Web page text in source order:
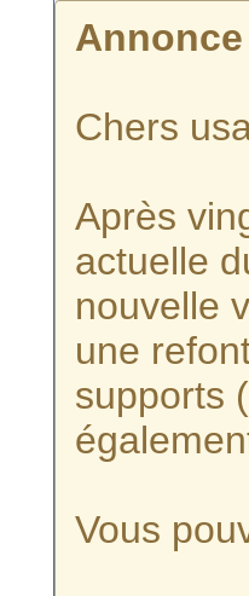
Annonce
Chers
Après
actuelle
nouvelle
une
supports
Vous